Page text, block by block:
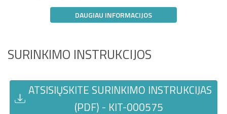
DAUGIAU INFORMACIJOS
SURINKIMO INSTRUKCIJOS
ATSISIŲSKITE SURINKIMO INSTRUKCIJAS
(PDF) - KIT-000575